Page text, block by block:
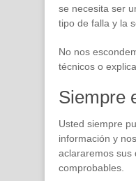
se necesita ser
tipo de falla y la
No nos
técnicos o
Siempre
Usted siempre
información y
aclararemos sus
comprobables.